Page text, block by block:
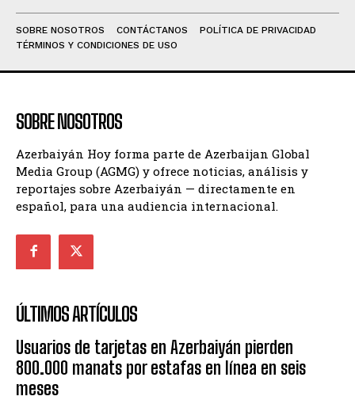
SOBRE NOSOTROS CONTÁCTANOS
POLÍTICA DE PRIVACIDAD
TÉRMINOS Y CONDICIONES DE USO
SOBRE NOSOTROS
Azerbaiyán Hoy forma parte de Azerbaijan Global
Media Group (AGMG) y ofrece noticias, análisis y
reportajes sobre Azerbaiyán — directamente en
español, para una audiencia internacional.
ÚLTIMOS ARTÍCULOS
Usuarios de tarjetas en Azerbaiyán pierden
800.000 manats por estafas en línea en seis
meses